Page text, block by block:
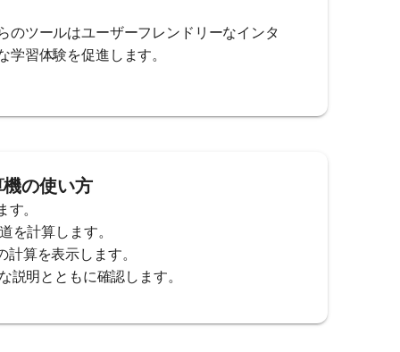
のツールはユーザーフレンドリーなインタ
習体験を促進します。
の使い方
。
を計算します。
算を表示します。
明とともに確認します。